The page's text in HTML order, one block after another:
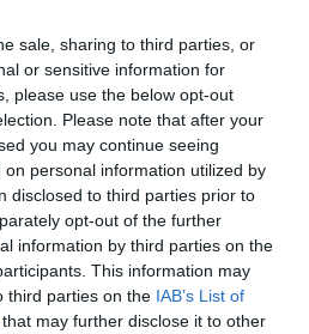
sale, sharing to third parties, or
or sensitive information for
please use the below opt-out
Please note that after your
you may continue seeing
personal information utilized by
disclosed to third parties prior to
opt-out of the further
information by third parties on the
This information may
third parties on the IAB’s List of
that may further disclose it to other
y Norteamérica en los
con directores/as de las
puedes apuntarte gratis
como fuente preferida de Google
las últimas noticias de actualidad.
ACTIVAR AHORA